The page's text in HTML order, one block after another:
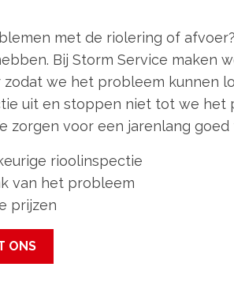
met de riolering of
Bij Storm Service maken
zodat we het probleem kunnen
uit en stoppen niet tot we het
zorgen voor een jarenlang
rioolinspectie
van het probleem
prijzen
ONS